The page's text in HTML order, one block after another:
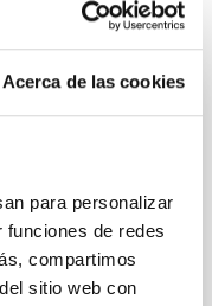
Acerca de las cookies
para personalizar
de redes
compartimos
sitio web con